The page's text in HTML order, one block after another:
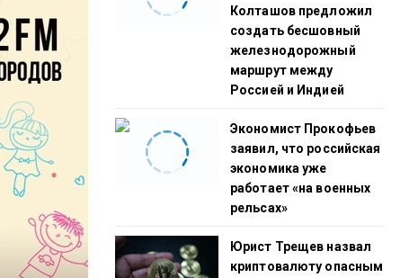
Колташов предложил
создать бесшовный
железнодорожный
маршрут между
Россией и Индией
Экономист Прокофьев
заявил, что российская
экономика уже
работает «на военных
рельсах»
Юрист Трещев назвал
криптовалюту опасным